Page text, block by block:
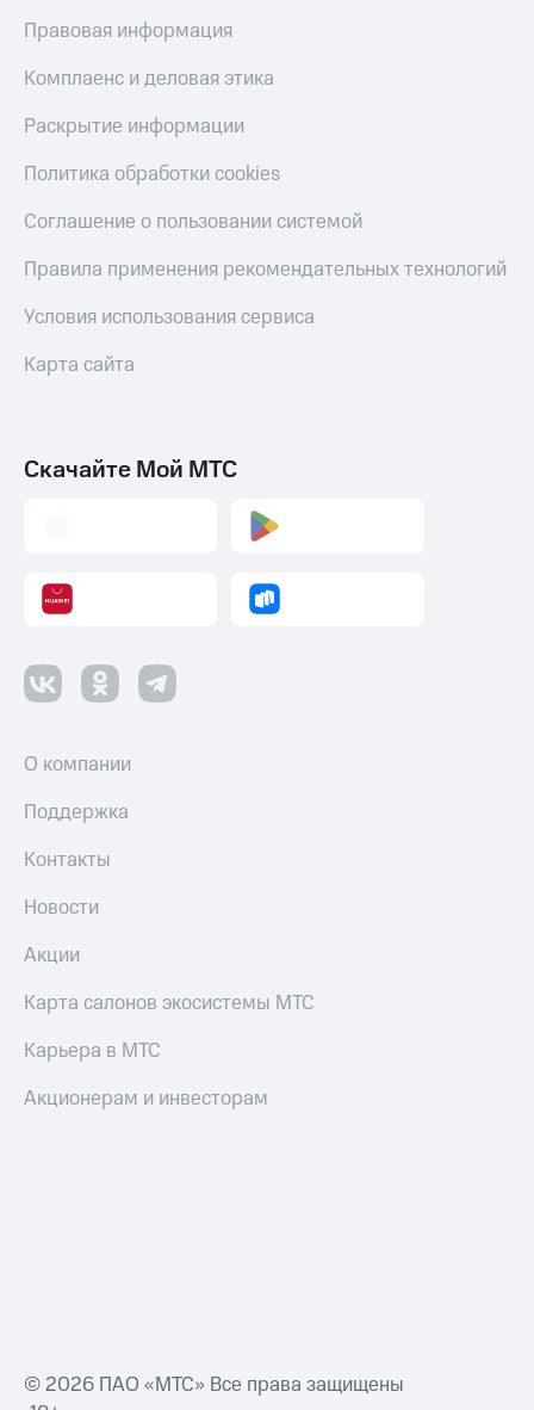
Правовая информация
Комплаенс и деловая этика
Раскрытие информации
Политика обработки cookies
Соглашение о пользовании системой
Правила применения рекомендательных технологий
Условия использования сервиса
Карта сайта
Скачайте Мой МТС
О компании
Поддержка
Контакты
Новости
Акции
Карта салонов экосистемы МТС
Карьера в МТС
Акционерам и инвесторам
© 2026 ПАО «МТС» Все права защищены